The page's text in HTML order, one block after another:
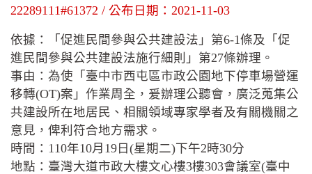
22289111#61372 / 公布日期：2021-11-03
依據：「促進民間參與公共建設法」第6-1條及「促
進民間參與公共建設法施行細則」第27條辦理。
事由：為使「臺中市西屯區市政公園地下停車場營運
移轉(OT)案」作業周全，爰辦理公聽會，廣泛蒐集公
共建設所在地居民、相關領域專家學者及有關機關之
意見，俾利符合地方需求。
時間：110年10月19日(星期二)下午2時30分
地點：臺灣大道市政大樓文心樓3樓303會議室(臺中